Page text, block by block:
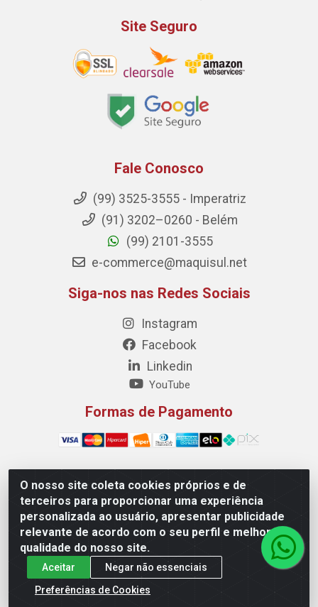
O nosso site coleta cookies próprios e de
terceiros para proporcionar uma experiência
personalizada ao usuário, apresentar publicidade
relevante de acordo com o seu perfil e melhorar a
qualidade do nosso site.
Aceitar
Negar não essenciais
Preferências de Cookies
Site Seguro
Fale Conosco
(99) 3525-3555 - Imperatriz
(91) 3202–0260 - Belém
(99) 2101-3555
e-commerce@maquisul.net
Siga-nos nas Redes Sociais
Instagram
Facebook
Linkedin
YouTube
Formas de Pagamento
Maquisul Comercial LTDA - Av. Dorgival Pinheiro de
Sousa, 1521 - Centro, Imperatriz/MA - CEP 65903-270 -
CNPJ 69.427.219/0001-78